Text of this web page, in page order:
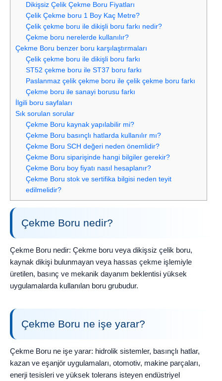
Dikişsiz Çelik Çekme Boru Fiyatları
Çelik Çekme boru 1 Boy Kaç Metre?
Çelik çekme boru ile dikişli boru farkı nedir?
Çekme boru nerelerde kullanılır?
Çekme Boru benzer boru karşılaştırmaları
Çelik çekme boru ile dikişli boru farkı
ST52 çekme boru ile ST37 boru farkı
Paslanmaz çelik çekme boru ile çelik çekme boru farkı
Çekme boru ile sanayi borusu farkı
İlgili boru sayfaları
Sık sorulan sorular
Çekme Boru kaynak yapılabilir mi?
Çekme Boru basınçlı hatlarda kullanılır mı?
Çekme Boru SCH değeri neden önemlidir?
Çekme Boru siparişinde hangi bilgiler gerekir?
Çekme Boru boy fiyatı nasıl hesaplanır?
Çekme Boru stok ve sertifika bilgisi neden teyit
edilmelidir?
Çekme Boru nedir?
Çekme Boru nedir: Çekme boru veya dikişsiz çelik boru,
kaynak dikişi bulunmayan veya hassas çekme işlemiyle
üretilen, basınç ve mekanik dayanım beklentisi yüksek
uygulamalarda kullanılan boru grubudur.
Çekme Boru ne işe yarar?
Çekme Boru ne işe yarar: hidrolik sistemler, basınçlı hatlar,
kazan ve eşanjör uygulamaları, otomotiv, makine parçaları,
enerji tesisleri ve yüksek tolerans isteyen endüstriyel